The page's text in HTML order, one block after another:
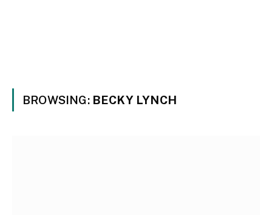
BROWSING: BECKY LYNCH